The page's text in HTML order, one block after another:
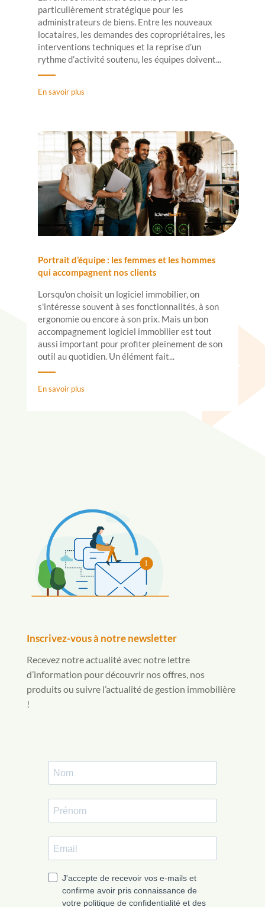
particulièrement stratégique pour les
administrateurs de biens. Entre les nouveaux
locataires, les demandes des copropriétaires, les
interventions techniques et la reprise d’un
rythme d’activité soutenu, les équipes doivent...
En savoir plus
Portrait d’équipe : les femmes et les hommes
qui accompagnent nos clients
Lorsqu'on choisit un logiciel immobilier, on
s'intéresse souvent à ses fonctionnalités, à son
ergonomie ou encore à son prix. Mais un bon
accompagnement logiciel immobilier est tout
aussi important pour profiter pleinement de son
outil au quotidien. Un élément fait...
En savoir plus
1
Inscrivez-vous à notre newsletter
Recevez notre actualité avec notre lettre
d’information pour découvrir nos offres, nos
produits ou suivre l’actualité de gestion immobilière
!